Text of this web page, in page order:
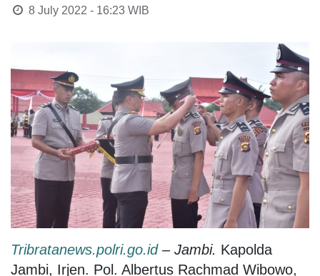
8 July 2022 - 16:23WIB
Tribratanews.polri.go.id– Jambi. Kapolda
Jambi, Irjen. Pol. Albertus Rachmad Wibowo,